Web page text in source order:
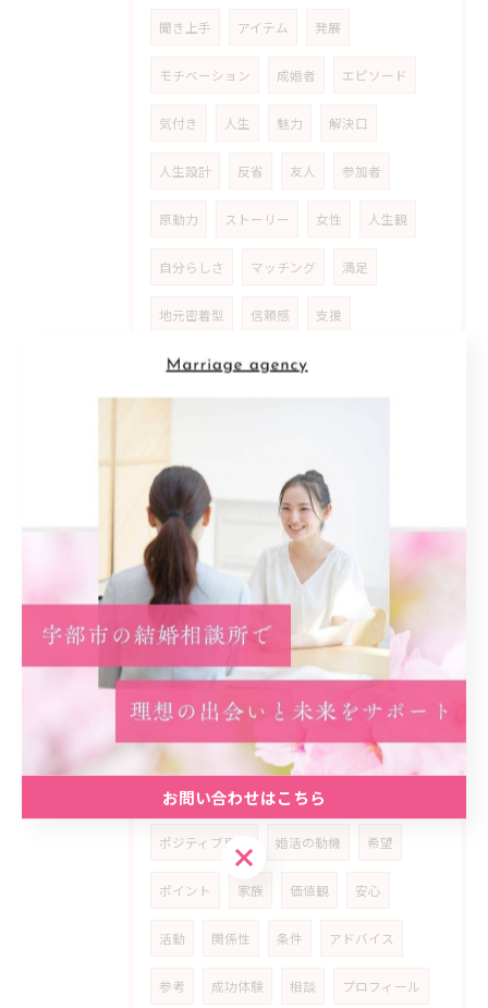
聞き上手 アイテム 発展
モチベーション 成婚者 エピソード
気付き 人生 魅力 解決口
人生設計 反省 友人 参加者
原動力 ストーリー 女性 人生観
自分らしさ マッチング 満足
地元密着型 信頼感 支援
カウンセリング アットホーム
生き方 順位 喜び
スタート 事実 カギ 初回
プラン 予想外 ネガティブ
乗り超える 経済 安定 精神
コミュニティ 実践 計画
アピール 学ぶ 考え方 子供
見極める 相手選び 失敗体験
ポジティブ思考 婚活の動機 希望
ポイント 家族 価値観 安心
活動 関係性 条件 アドバイス
参考 成功体験 相談 プロフィール
お問い合わせはこちら
お問い合わせはこちら